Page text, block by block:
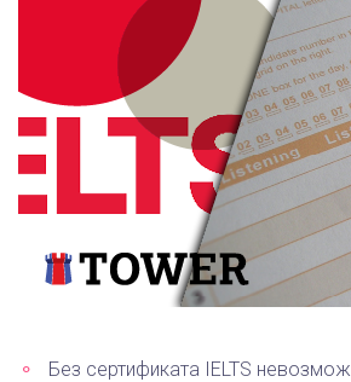
Без сертификата IELTS